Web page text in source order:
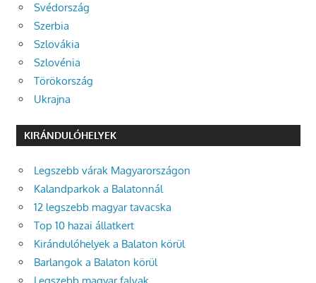
Svédország
Szerbia
Szlovákia
Szlovénia
Törökország
Ukrajna
KIRÁNDULÓHELYEK
Legszebb várak Magyarországon
Kalandparkok a Balatonnál
12 legszebb magyar tavacska
Top 10 hazai állatkert
Kirándulóhelyek a Balaton körül
Barlangok a Balaton körül